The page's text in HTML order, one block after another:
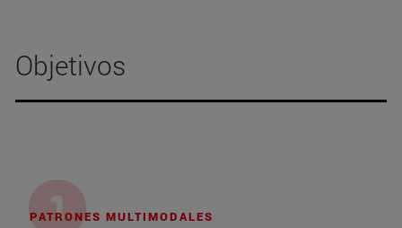
Objetivos
PATRONES MULTIMODALES